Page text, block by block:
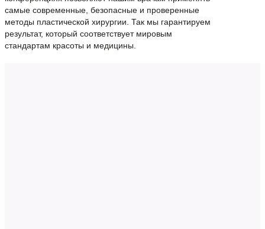
самые современные, безопасные и проверенные
методы пластической хирургии. Так мы гарантируем
результат, который соответствует мировым
стандартам красоты и медицины.